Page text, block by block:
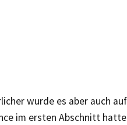
wurde es aber auch
im ersten Abschnitt